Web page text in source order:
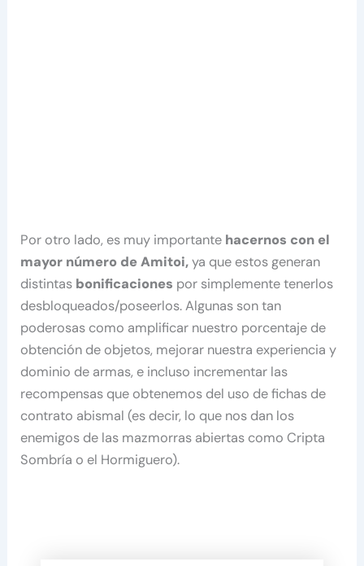
Por otro lado, es muy importante hacernos con el
mayor número de Amitoi,ya que estos generan
distintas bonificaciones por simplemente tenerlos
desbloqueados/poseerlos. Algunas son tan
poderosas como amplificar nuestro porcentaje de
obtención de objetos, mejorar nuestra experiencia y
dominio de armas, e incluso incrementar las
recompensas que obtenemos del uso de fichas de
contrato abismal (es decir, lo que nos dan los
enemigos de las mazmorras abiertas como Cripta
Sombría o el Hormiguero).